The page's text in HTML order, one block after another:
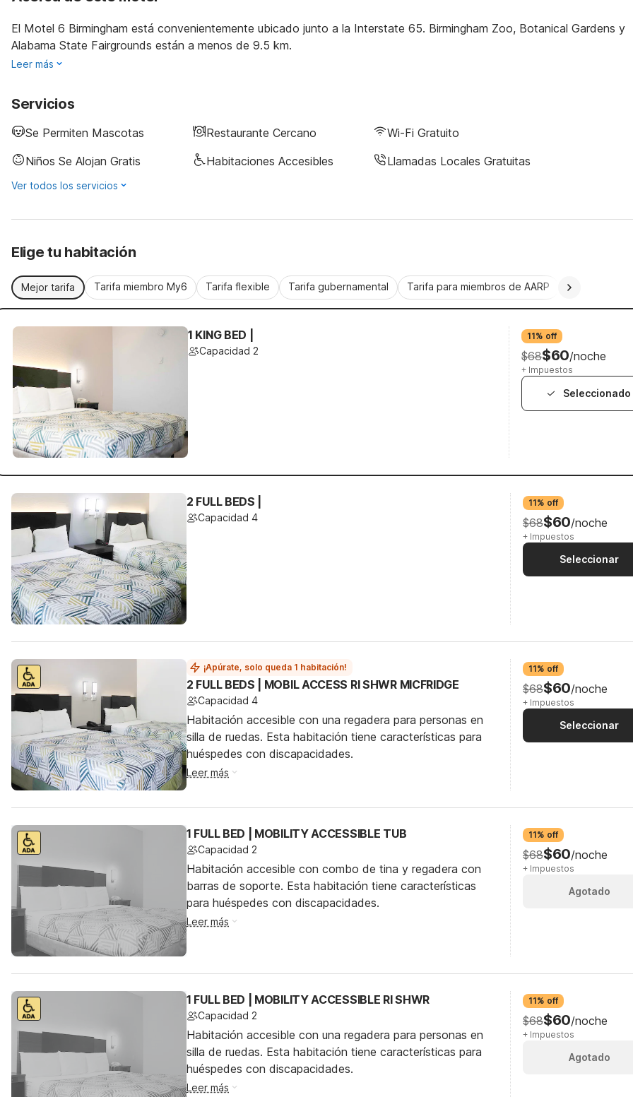
El Motel 6 Birmingham está convenientemente ubicado junto a la Interstate 65. Birmingham Zoo, Botanical Gardens y
Alabama State Fairgrounds están a menos de 9.5 km.
Leer más
Servicios
Se Permiten Mascotas Restaurante Cercano
Wi-Fi Gratuito
Niños Se Alojan Gratis
Habitaciones Accesibles Llamadas Locales Gratuitas
Ver todos los servicios
Elige tu habitación
Mejor tarifa Tarifa miembro My6 Tarifa flexible Tarifa gubernamental Tarifa para miembros de AARP
1 KING BED |
Capacidad 2
11% off
$68$60/noche
+ Impuestos
Seleccionado
2 FULL BEDS |
Capacidad 4
11% off
$68$60/noche
+ Impuestos
Seleccionar
¡Apúrate, solo queda 1 habitación!
2 FULL BEDS | MOBIL ACCESS RI SHWR MICFRIDGE
Capacidad 4
Habitación accesible con una regadera para personas en
silla de ruedas. Esta habitación tiene características para
huéspedes con discapacidades.
Leer más
11% off
$68$60/noche
+ Impuestos
Seleccionar
1 FULL BED | MOBILITY ACCESSIBLE TUB
Capacidad 2
Habitación accesible con combo de tina y regadera con
barras de soporte. Esta habitación tiene características
para huéspedes con discapacidades.
Leer más
11% off
$68$60/noche
+ Impuestos
Agotado
1 FULL BED | MOBILITY ACCESSIBLE RI SHWR
Capacidad 2
Habitación accesible con una regadera para personas en
silla de ruedas. Esta habitación tiene características para
huéspedes con discapacidades.
Leer más
11% off
$68$60/noche
+ Impuestos
Agotado